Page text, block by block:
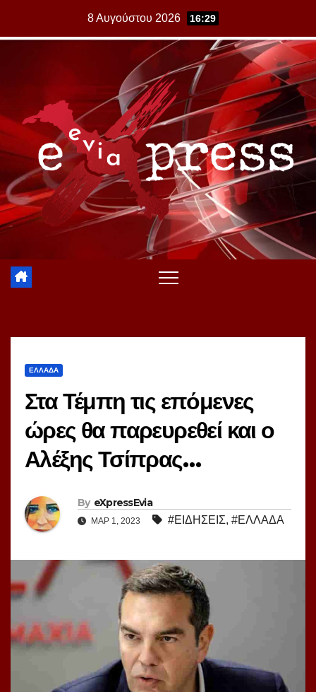
8 Αυγούστου 2026 16:29
ΕΛΛΑΔΑ
Στα Τέμπη τις επόμενες
ώρες θα παρευρεθεί και ο
Αλέξης Τσίπρας…
By eXpressEvia
ΜΑΡ 1, 2023 #ΕΙΔΗΣΕΙΣ, #ΕΛΛΑΔΑ